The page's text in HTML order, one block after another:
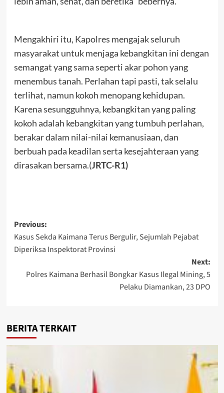
Mengakhiri itu, Kapolres mengajak seluruh
masyarakat untuk menjaga kebangkitan ini dengan
semangat yang sama seperti akar pohon yang
menembus tanah. Perlahan tapi pasti, tak selalu
terlihat, namun kokoh menopang kehidupan.
Karena sesungguhnya, kebangkitan yang paling
kokoh adalah kebangkitan yang tumbuh perlahan,
berakar dalam nilai-nilai kemanusiaan, dan
berbuah pada keadilan serta kesejahteraan yang
dirasakan bersama.(JRTC-R1)
Post
navigation
Previous:
Kasus Sekda Kaimana Terus Bergulir, Sejumlah Pejabat
Diperiksa Inspektorat Provinsi
Next:
Polres Kaimana Berhasil Bongkar Kasus Ilegal Mining, 5
Pelaku Diamankan, 23 DPO
BERITA TERKAIT